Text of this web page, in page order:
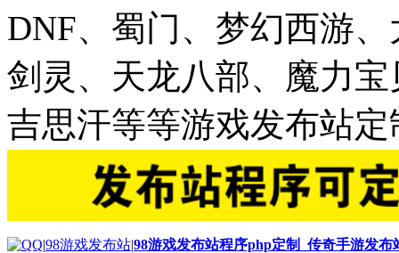
DNF、蜀门、梦幻西游
剑灵、天龙八部、魔力
吉思汗等等游戏发布站定
|98游戏发布站|98游戏发布站程序php定制_传奇手游发